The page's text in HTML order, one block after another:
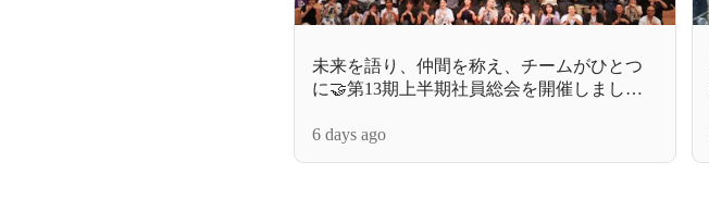
未来を語り、仲間を称え、チームがひとつ
に🤝第13期上半期社員総会を開催しまし
6 days ago